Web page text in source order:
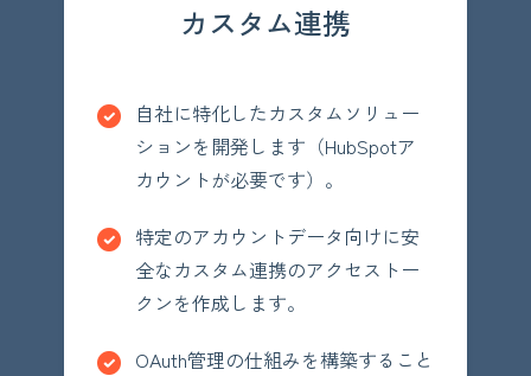
カスタム連携
自社に特化したカスタムソリュー
ションを開発します（HubSpotア
カウントが必要です）。
特定のアカウントデータ向けに安
全なカスタム連携のアクセストー
クンを作成します。
OAuth管理の仕組みを構築すること